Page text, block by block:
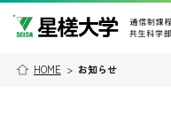
HOME > お知らせ